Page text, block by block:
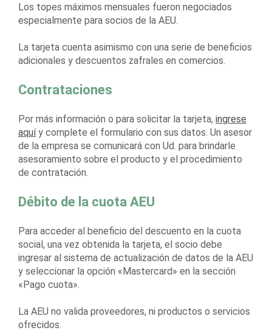
Los topes máximos mensuales fueron negociados
especialmente para socios de la AEU.
La tarjeta cuenta asimismo con una serie de beneficios
adicionales y descuentos zafrales en comercios.
Contrataciones
Por más información o para solicitar la tarjeta, ingrese
aquíy complete el formulario con sus datos. Un asesor
de la empresa se comunicará con Ud. para brindarle
asesoramiento sobre el producto y el procedimiento
de contratación.
Débito de la cuota AEU
Para acceder al beneficio del descuento en la cuota
social, una vez obtenida la tarjeta, el socio debe
ingresar al sistema de actualización de datos de la AEU
y seleccionar la opción «Mastercard» en la sección
«Pago cuota».
La AEU no valida proveedores, ni productos o servicios
ofrecidos.